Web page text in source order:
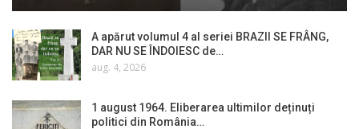
A apărut volumul 4 al seriei BRAZII SE FRÂNG,
DAR NU SE ÎNDOIESC de…
aug. 4, 2026
1 august 1964. Eliberarea ultimilor deținuți
politici din România…